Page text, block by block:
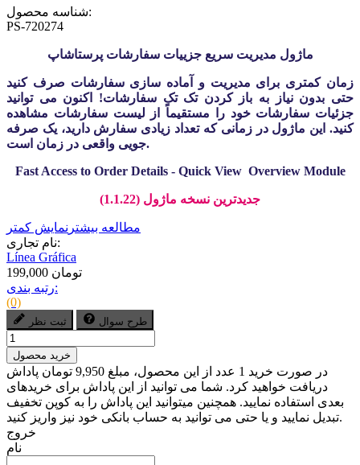
شناسه محصول:
PS-720274
ماژول مدیریت سریع جزییات سفارشات پرستاشاپ
زمان کمتری برای مدیریت و آماده سازی سفارشات صرف کنید
حتی بدون نیاز به باز کردن تک تک سفارشات! اکنون می توانید
جزئیات سفارشات خود را مستقیماً از لیست سفارشات مشاهده
کنید. این ماژول در زمانی که تعداد زیادی سفارش دارید، یک صرفه
جویی واقعی در زمان است.
Fast Access to Order Details - Quick View Overview Module
جدیدترین نسخه ماژول (1.1.22)
مطالعه بیشتر نمایش کمتر
نام تجاری:
Línea Gráfica
199,000 تومان
رتبه بندی:
(0)
ثبت نظر طرح سوال
خرید محصول
در صورت خرید 1 عدد از این محصول، مبلغ 9,950 تومان پاداش
دریافت خواهید کرد. شما می توانید از این پاداش برای خریدهای
بعدی استفاده نمایید. همچنین میتوانید این پاداش را به کوپن تخفیف
تبدیل نمایید و یا حتی می توانید به حساب بانکی خود نیز واریز کنید.
خروج
نام